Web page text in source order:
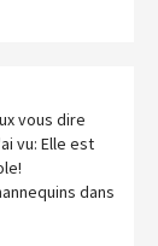
vous dire
vu: Elle est
dans